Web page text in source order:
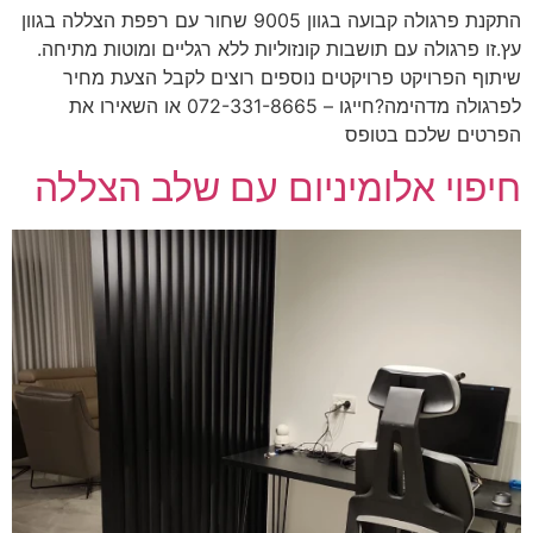
התקנת פרגולה קבועה בגוון 9005 שחור עם רפפת הצללה בגוון
פרגולה עם תושבות קונזוליות ללא רגליים ומוטות מתיחה.
הפרויקט פרויקטים נוספים רוצים לקבל הצעת מחיר
לפרגולה מדהימה?חייגו – 072-331-8665 או השאירו את
שלכם בטופס
אלומיניום עם שלב הצללה